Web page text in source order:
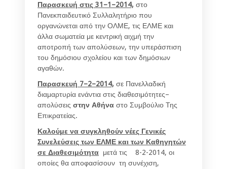
Παρασκευή στις 31–1–2014, στο
Πανεκπαιδευτικό Συλλαλητήριο που
οργανώνεται από την ΟΛΜΕ, τις ΕΛΜΕ και
άλλα σωματεία με κεντρική αιχμή την
αποτροπή των απολύσεων, την υπεράσπιση
του δημόσιου σχολείου και των δημόσιων
αγαθών.
Παρασκευή 7–2–2014, σε Πανελλαδική
διαμαρτυρία ενάντια στις διαθεσιμότητες–
απολύσεις στην Αθήνα στο Συμβούλιο Της
Επικρατείας.
Καλούμε να συγκληθούν νέες Γενικές
Συνελεύσεις των ΕΛΜΕ και των Καθηγητών
σε Διαθεσιμότητα μετά τις 8-2-2014, οι
οποίες θα αποφασίσουν τη συνέχιση,